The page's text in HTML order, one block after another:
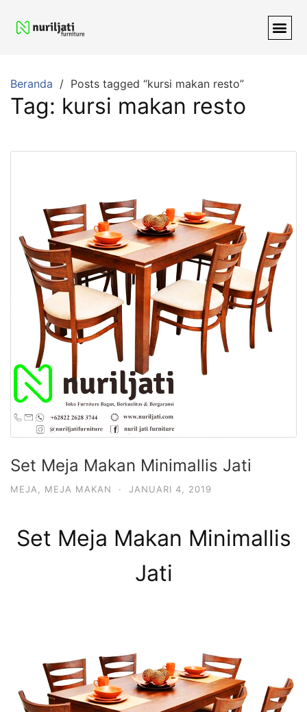
Beranda Posts tagged “kursi makan resto”
Tag: kursi makan resto
Set Meja Makan Minimallis Jati
MEJA MEJA MAKAN · JANUARI 4, 2019
Set Meja Makan Minimallis
Jati